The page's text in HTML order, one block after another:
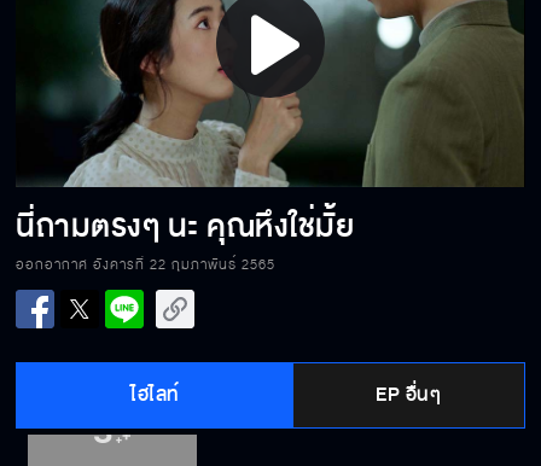
Play
Video
นี่ถามตรงๆ นะ คุณหึงใช่มั้ย
ออกอากาศ อังคารที่ 22 กุมภาพันธ์ 2565
ไฮไลท์ EP อื่นๆ
ฉันไปเป็นตัวเล็กของคุณตั้งแต่เมื่อไหร่
หายงอนเถอะ